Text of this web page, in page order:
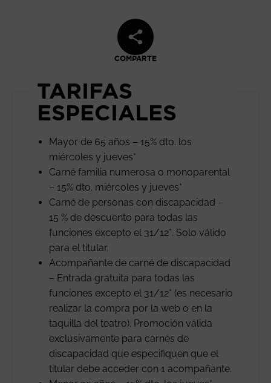
COMPARTE
TARIFAS
ESPECIALES
Mayor de 65 años – 15% dto. los
miércoles y jueves*
Carné familia numerosa o monoparental
– 15% dto. miércoles y jueves*
Carné de personas con discapacidad –
15 % de descuento para todas las
funciones excepto el 31/12*. Solo válido
para el titular.
Acompañante de carné de discapacidad
– Entrada gratuita para todas las
funciones excepto el 31/12* (es necesario
realizar la compra por la web o en la
taquilla del teatro). Promoción válida
exclusivamente para carnés de
discapacidad que especifiquen que el
titular debe acceder con 1 acompañante.